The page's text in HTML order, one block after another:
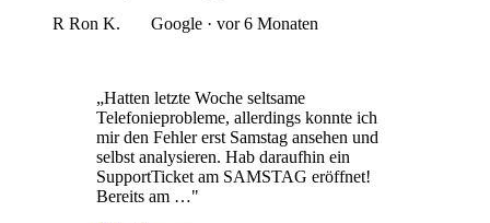
R Ron K. Google · vor 6 Monaten
„Hatten letzte Woche seltsame
Telefonieprobleme, allerdings konnte ich
mir den Fehler erst Samstag ansehen und
selbst analysieren. Hab daraufhin ein
SupportTicket am SAMSTAG eröffnet!
Bereits am …"